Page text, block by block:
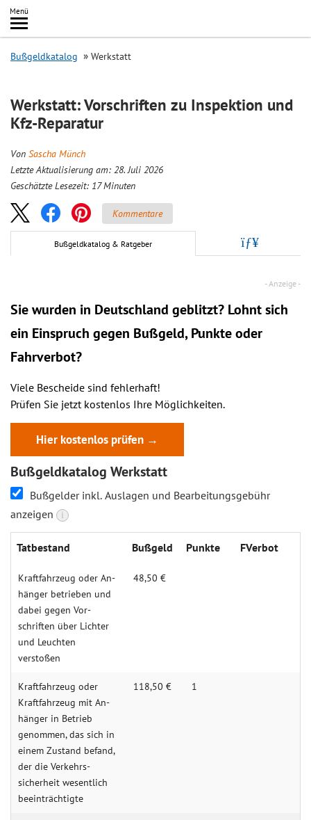
Inhalt
springen
Menü
Search
Bußgeldkatalog Werkstatt
Werkstatt: Vorschriften zu Inspektion und
Kfz-Reparatur
Von Sascha Münch
Letzte Aktualisierung am: 28. Juli 2026
Geschätzte Lesezeit: 17 Minuten
Kommentare
Bußgeldkatalog & Ratgeber
Sie wurden in Deutschland geblitzt? Lohnt sich
ein Einspruch gegen Bußgeld, Punkte oder
Fahrverbot?
Viele Bescheide sind fehlerhaft!
Prüfen Sie jetzt kostenlos Ihre Möglichkeiten.
Hier kostenlos prüfen →
Bußgeldkatalog Werkstatt
Bußgelder inkl. Auslagen und Bearbeitungsgebühr
anzeigen
i
Tatbe­stand Buß­geld Punk­te FVer­bot
Kraftfahr­zeug oder An­
hänger betrieben und
dabei gegen Vor­
schriften über Lichter
und Leuch­ten
verstoßen
48,50 €
Kraftfahr­zeug oder
Kraftfahr­zeug mit An­
hänger in Betrieb
genom­men, das sich in
einem Zu­stand befand,
der die Verkehrs­
sicherheit wesent­lich
beein­trächtigte
118,50 € 1